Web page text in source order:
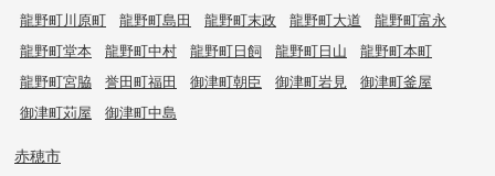
龍野町川原町
龍野町島田 龍野町末政 龍野町大道
龍野町富永
龍野町堂本
龍野町中村 龍野町日飼 龍野町日山
龍野町本町
龍野町宮脇
誉田町福田 御津町朝臣 御津町岩見
御津町釜屋
御津町苅屋
御津町中島
赤穂市